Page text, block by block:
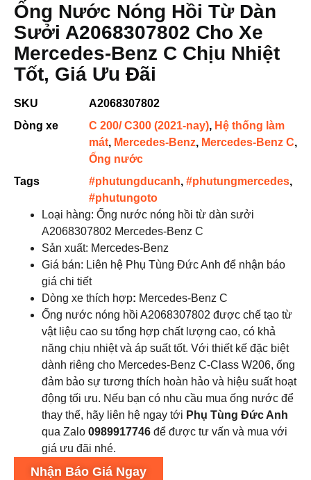
Ống Nước Nóng Hồi Từ Dàn
Sưởi A2068307802 Cho Xe
Mercedes-Benz C Chịu Nhiệt
Tốt, Giá Ưu Đãi
SKU
A2068307802
Dòng xe
C 200/ C300 (2021-nay), Hệ thống làm
mát, Mercedes-Benz, Mercedes-Benz C,
Ống nước
Tags
#phutungducanh, #phutungmercedes,
#phutungoto
Loại hàng: Ống nước nóng hồi từ dàn sưởi
A2068307802 Mercedes-Benz C
Sản xuất: Mercedes-Benz
Giá bán: Liên hệ Phụ Tùng Đức Anh để nhận báo
giá chi tiết
Dòng xe thích hợp: Mercedes-Benz C
Ống nước nóng hồi A2068307802 được chế tạo từ
vật liệu cao su tổng hợp chất lượng cao, có khả
năng chịu nhiệt và áp suất tốt. Với thiết kế đặc biệt
dành riêng cho Mercedes-Benz C-Class W206, ống
đảm bảo sự tương thích hoàn hảo và hiệu suất hoạt
động tối ưu. Nếu bạn có nhu cầu mua ống nước để
thay thế, hãy liên hệ ngay tới Phụ Tùng Đức Anh
qua Zalo 0989917746 để được tư vấn và mua với
giá ưu đãi nhé.
Nhận Báo Giá Ngay